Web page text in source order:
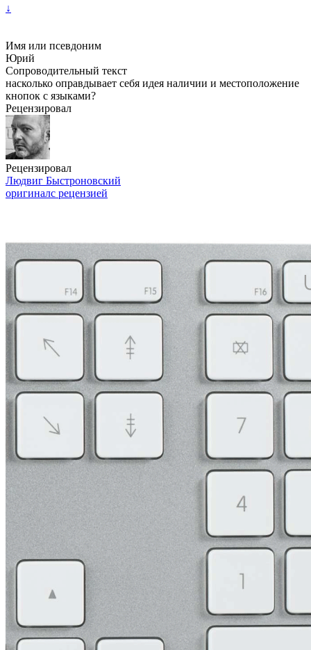
↓
Имя или псевдоним
Юрий
Сопроводительный текст
насколько оправдывает себя идея наличии и местоположение
кнопок с языками?
Рецензировал
Рецензировал
Людвиг Быстроновский
оригиналс рецензией